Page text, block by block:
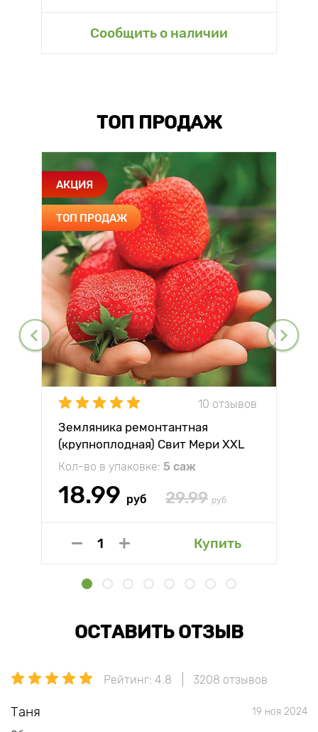
Сообщить о наличии
ТОП ПРОДАЖ
АКЦИЯ
ТОП ПРОДАЖ
10 отзывов
Земляника ремонтантная
(крупноплодная) Свит Мери XXL
Кол-во в упаковке: 5 саж
18.99 руб 29.99 руб
Купить
ОСТАВИТЬ ОТЗЫВ
Рейтинг: 4.8 3208 отзывов
Таня 19 ноя 2024